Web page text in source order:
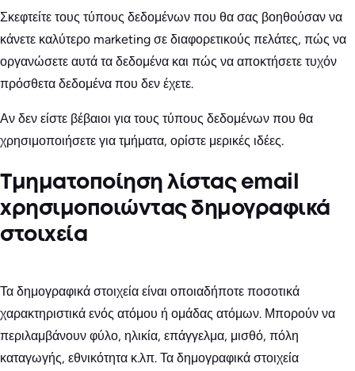
Σκεφτείτε τους τύπους δεδομένων που θα σας βοηθούσαν να
κάνετε καλύτερο marketing σε διαφορετικούς πελάτες, πώς να
οργανώσετε αυτά τα δεδομένα και πώς να αποκτήσετε τυχόν
πρόσθετα δεδομένα που δεν έχετε.
Αν δεν είστε βέβαιοι για τους τύπους δεδομένων που θα
χρησιμοποιήσετε για τμήματα, ορίστε μερικές ιδέες.
Τμηματοποίηση λίστας email
χρησιμοποιώντας δημογραφικά
στοιχεία
Τα δημογραφικά στοιχεία είναι οποιαδήποτε ποσοτικά
χαρακτηριστικά ενός ατόμου ή ομάδας ατόμων. Μπορούν να
περιλαμβάνουν φύλο, ηλικία, επάγγελμα, μισθό, πόλη
καταγωγής, εθνικότητα κ.λπ. Τα δημογραφικά στοιχεία